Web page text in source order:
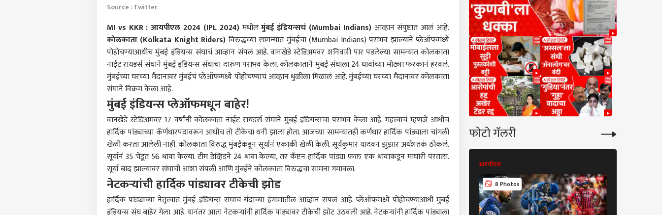
Source : Twitter
MI vs KKR:आयपीएल 2024 (IPL 2024)मधीलमुंबई इंडियन्सचं (Mumbai Indians)आव्हान संपुष्टात आलं आहे.
कोलकाता (Kolkata Knight Riders) विरुद्धच्या सामन्यात मुंबईचा (Mumbai Indians) पराभव झाल्याने प्लेऑफमध्ये
पोहोचण्याआधीच मुंबई इंडियन्स संघाचं आव्हान संपलं आहे. वानखेडे स्टेडिअमवर शनिवारी पार पडलेल्या सामन्यात कोलकाता
नाईट रायडर्स संघाने मुंबई इंडियन्स संघाचा दारुण पराभव केला. कोलकाताने मुंबई संघाला 24 धावांच्या मोठ्या फरकानं हरवलं.
मुंबईच्या घरच्या मैदानावर मुंबईचं प्लेऑफमध्ये पोहोचण्याचं आव्हान धुळीला मिळालं आहे. मुंबईच्या घरच्या मैदानावर कोलकाता
संघाने विक्रम केला आहे.
मुंबई इंडियन्स प्लेऑफमधून बाहेर!
वानखेडे स्टेडिअमवर 17 वर्षांनी कोलकाता नाईट रायडर्स संघाने मुंबई इंडियन्सचा पराभव केला आहे. महत्त्वाचं म्हणजे आधीच
हार्दिक पांड्याच्या कॅर्णधारपदावरून आधीच तो टीकेचा धनी झाला होता. आजच्या सामन्यातही कर्णधार हार्दिक पांड्याला चांगली
खेळी करता आलेली नाही. कोलकाता विरुद्ध मुंबईकडून सूर्यानं एकाकी खेळी केली. सूर्यकुमार यादवनं झुंझार अर्धशतकं ठोकलं.
सूर्यानं 35 चेंडूत 56 धावा केल्या. टीम डेव्हिडने 24 धावा केल्या, तर कॅप्टन हार्दिक पांड्या फक्त एक धावाकडून माघारी परतला.
सूर्या बाद झाल्यावर संघाची आशा संपली आणि मुंबईने कोलकाता विरुद्धचा सामना गमावला.
नेटकऱ्यांची हार्दिक पांड्यावर टीकेची झोड
हार्दिक पांड्याच्या नेतृत्त्वात मुंबई इंडियन्स संघाचं यंदाच्या हंगामातील आव्हान संपलं आहे. प्लेऑफमध्ये पोहोचण्याआधी मुंबई
इंडियन्स संघ बाहेर गेला आहे. यानंतर आता नेटकऱ्यांनी हार्दिक पांड्यावर टीकेची झोट उठवली आहे. नेटकऱ्यांनी हार्दिक पांड्याला
फोटो गॅलरी
आयपीएल
8 Photos
हॅलो गेस्ट
पर्सनल कॉर्नर
टॉप आर्टिकल टॉप रील्स